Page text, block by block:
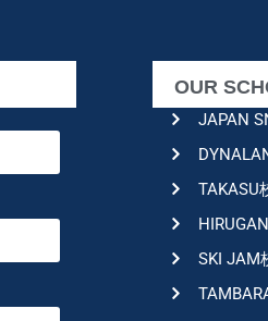
OUR
JAPAN
TAKASU
SKI JAM